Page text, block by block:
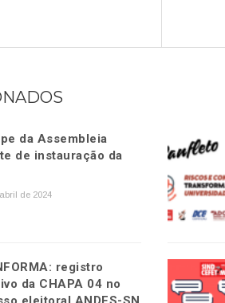
da Assembleia
de instauração da
de 2024
registro
da CHAPA 04 no